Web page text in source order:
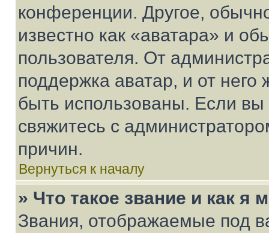
конференции. Другое,
известно как «аватара» и
пользователя. От
поддержка аватар, и от него
быть использованы. Если
свяжитесь с
причин.
Вернуться к началу
» Что такое звание и как я
Звания, отображаемые под